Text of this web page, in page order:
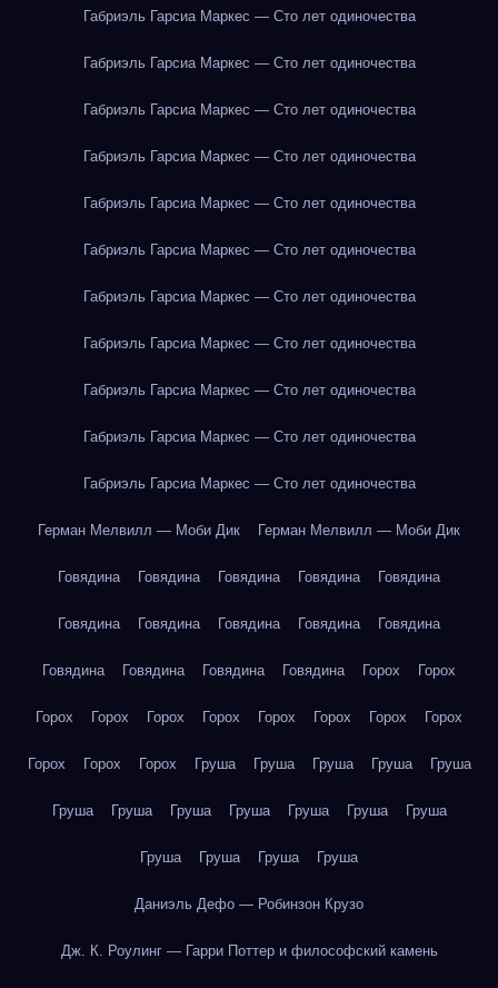
Габриэль Гарсиа Маркес — Сто лет одиночества
Габриэль Гарсиа Маркес — Сто лет одиночества
Габриэль Гарсиа Маркес — Сто лет одиночества
Габриэль Гарсиа Маркес — Сто лет одиночества
Габриэль Гарсиа Маркес — Сто лет одиночества
Габриэль Гарсиа Маркес — Сто лет одиночества
Габриэль Гарсиа Маркес — Сто лет одиночества
Габриэль Гарсиа Маркес — Сто лет одиночества
Габриэль Гарсиа Маркес — Сто лет одиночества
Габриэль Гарсиа Маркес — Сто лет одиночества
Габриэль Гарсиа Маркес — Сто лет одиночества
Герман Мелвилл — Моби Дик Герман Мелвилл — Моби Дик
Говядина Говядина Говядина Говядина Говядина
Говядина Говядина Говядина Говядина Говядина
Говядина Говядина Говядина Говядина Горох Горох
Горох Горох Горох Горох Горох Горох Горох Горох
Горох Горох Горох Груша Груша Груша Груша Груша
Груша Груша Груша Груша Груша Груша Груша
Груша Груша Груша Груша
Даниэль Дефо — Робинзон Крузо
Дж. К. Роулинг — Гарри Поттер и философский камень